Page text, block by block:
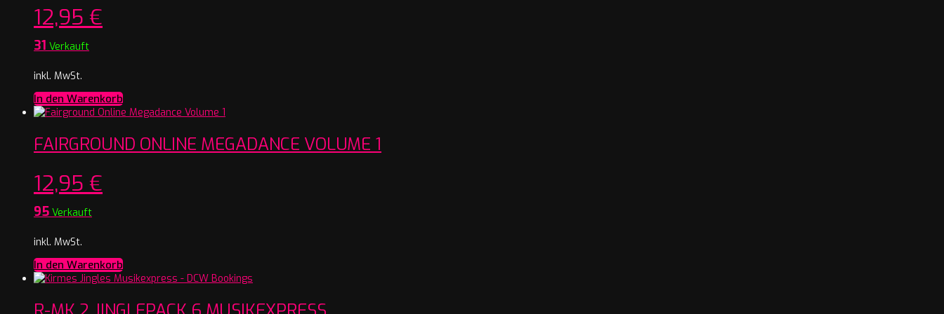
12,95 €
31 Verkauft
inkl. MwSt.
In den Warenkorb
FAIRGROUND ONLINE MEGADANCE VOLUME 1
12,95 €
95 Verkauft
inkl. MwSt.
In den Warenkorb